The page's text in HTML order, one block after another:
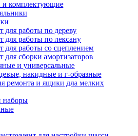
и комплектующие
для работы по дереву
для работы по лексану
для работы со сцеплением
для сборки амортизаторов
и универсальные
накидные и г-образные
ремонта и ящики дла мелких
наборы